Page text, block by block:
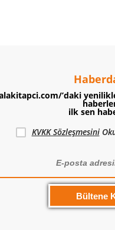
’daki
ilk sen
KVKK Sözleşmesini